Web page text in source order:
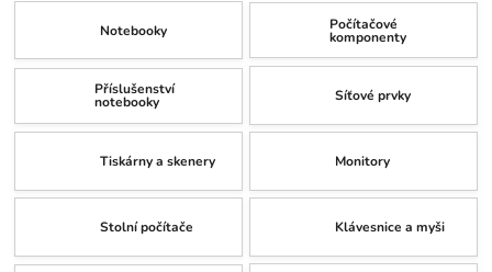
Notebooky Počítačové
komponenty
Příslušenství
notebooky Síťové prvky
Tiskárny a skenery Monitory
Stolní počítače Klávesnice a myši